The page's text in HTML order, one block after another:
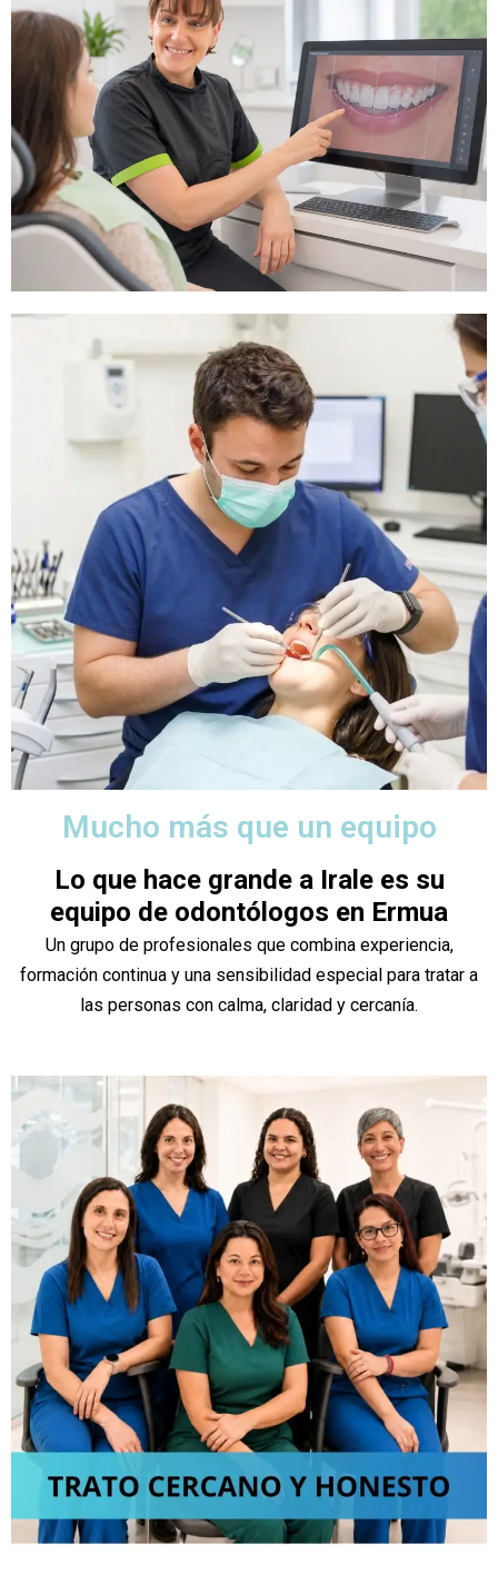
Mucho más que un equipo
Lo que hace grande a Irale es su
equipo de odontólogos en Ermua
Un grupo de profesionales que combina experiencia,
formación continua y una sensibilidad especial para tratar a
las personas con calma, claridad y cercanía.